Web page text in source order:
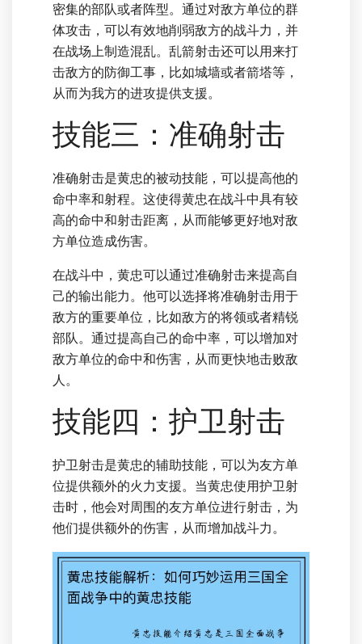
密集的部队或者阵型。通过对敌方单位的群
体攻击，可以有效地削弱敌方的战斗力，并
在战场上制造混乱。乱箭射击还可以用来打
击敌方的防御工事，比如城墙或者箭塔等，
从而为我方的进攻提供支援。
技能三：准确射击
准确射击是黄忠的被动技能，可以提高他的
命中率和射程。这使得黄忠在战斗中具有较
高的命中和射击距离，从而能够更好地对敌
方单位造成伤害。
在战斗中，黄忠可以通过准确射击来提高自
己的输出能力。他可以选择将准确射击用于
敌方的重要单位，比如敌方的将领或者精锐
部队。通过提高自己的命中率，可以增加对
敌方单位的命中和伤害，从而更快地击败敌
人。
技能四：护卫射击
护卫射击是黄忠的辅助技能，可以为友方单
位提供额外的火力支援。当黄忠使用护卫射
击时，他会对周围的友方单位进行射击，为
他们提供额外的伤害，从而增加战斗力。